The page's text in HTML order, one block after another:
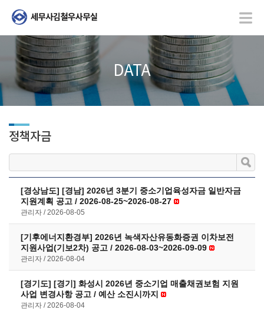
DATA
정책자금
[경상남도] [경남] 2026년 3분기 중소기업육성자금 일반자금
지원계획 공고 / 2026-08-25~2026-08-27
관리자 2026-08-05
[기후에너지환경부] 2026년 녹색자산유동화증권 이차보전
지원사업(기보2차) 공고 / 2026-08-03~2026-09-09
관리자 2026-08-04
[경기도] [경기] 화성시 2026년 중소기업 매출채권보험 지원
사업 변경사항 공고 / 예산 소진시까지
관리자 2026-08-04